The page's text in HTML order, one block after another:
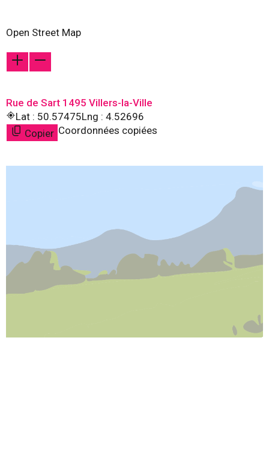
Open Street Map
Rue de Sart 1495 Villers-la-Ville
Lat : 50.57475Lng : 4.52696
Copier Coordonnées copiées